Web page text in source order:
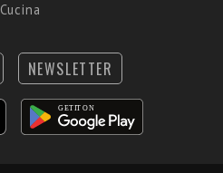
Cucina
NEWSLETTER